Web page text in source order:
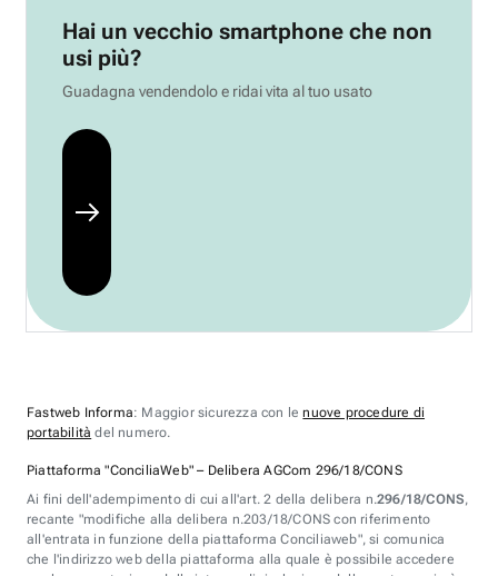
Hai un vecchio smartphone che non
usi più?
Guadagna vendendolo e ridai vita al tuo usato
Fastweb Informa: Maggior sicurezza con lenuove procedure di
portabilità del numero.
Piattaforma "ConciliaWeb" – Delibera AGCom 296/18/CONS
Ai fini dell'adempimento di cui all'art. 2 della delibera n.296/18/CONS,
recante "modifiche alla delibera n.203/18/CONS con riferimento
all'entrata in funzione della piattaforma Conciliaweb", si comunica
che l'indirizzo web della piattaforma alla quale è possibile accedere